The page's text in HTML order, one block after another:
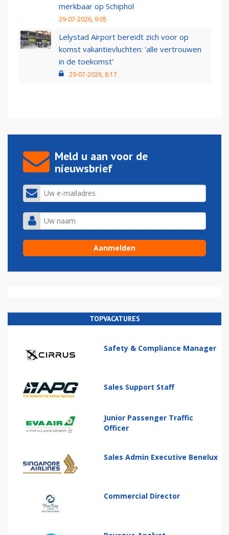
merkbaar op Schiphol
29-07-2026, 9:05
Lelystad Airport bereidt zich voor op
komst vakantievluchten: 'alle vertrouwen
in de toekomst'
29-07-2026, 8:17
Meld u aan voor de
nieuwsbrief
TOPVACATURES
Safety & Compliance Manager
Sales Support Staff
Junior Passenger Traffic
Officer
Sales Admin Executive Benelux
Commercial Director